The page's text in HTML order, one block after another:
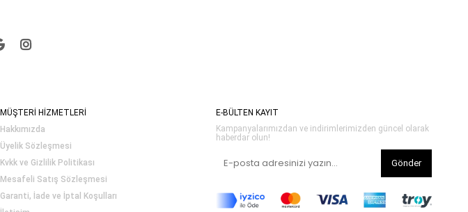
MÜŞTERİ HİZMETLERİ
Hakkımızda
Üyelik Sözleşmesi
Kvkk ve Gizlilik Politikası
Mesafeli Satış Sözleşmesi
Garanti, İade ve İptal Koşulları
E-BÜLTEN KAYIT
Kampanyalarımızdan ve indirimlerimizden güncel olarak
haberdar olun!
Gönder